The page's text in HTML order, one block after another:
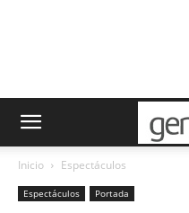
Inicio Espectáculos
Espectáculos Portada